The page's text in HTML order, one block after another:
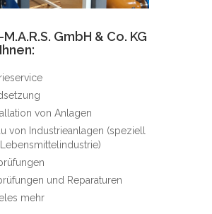
-M.A.R.S. GmbH & Co. KG
von Anlagen
von Industrieanlagen (speziell
und Reparaturen
mehr